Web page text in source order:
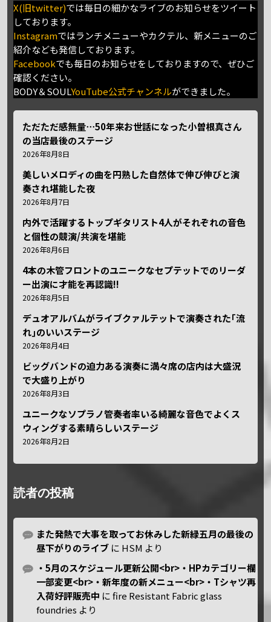
X(旧twitter)では毎日の細かなライブのお知らせをツイート
しております。
Instagramではランチメニューやカクテル、新メニューのご
紹介なども発信しております。
Facebookでも毎日のお知らせをしておりますので、ぜひご
確認ください。
BODY＆SOULYouTube公式チャンネルができました。
ただただ感無量⋯50年来お世話になった小曽根真さん
の当店最後のステージ
2026年8月8日
美しいメロディの曲を円熟した自然体で伸び伸びと演
奏され堪能した夜
2026年8月7日
内外で活躍するトップギタリスト4人がそれぞれの音色
と個性の競演/共演を堪能
2026年8月6日
4本の木管フロントのユニークなセプテットでのリーダ
ー出演に才能を再認識!!
2026年8月5日
デュオアルバムがライブクァルテットで演奏された｢流
れ｣のいいステージ
2026年8月4日
ビッグバンドの迫力ある演奏に満々席の店内は大盛況
で大盛り上がり
2026年8月3日
ユニークなソプラノ管奏者率いる綺麗な音色でよくス
ウィングする素晴らしいステージ
2026年8月2日
読者の投稿
また発熱で大事を取ってお休みした新緑五月の最後の
昼下がりのライブ に HSM より
・5月のスケジュール更新公開<br>・HPカテゴリー欄
一部変更<br>・新年度の新メニュー<br>・Tシャツ再
入荷好評販売中 にfire Resistant Fabric glass
foundries より